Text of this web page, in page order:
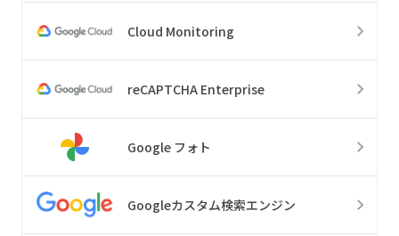
Cloud Monitoring
reCAPTCHA Enterprise
Google フォト
Googleカスタム検索エンジン